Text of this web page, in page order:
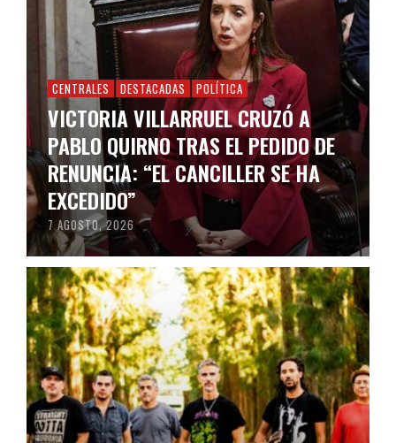
CENTRALES DESTACADAS POLÍTICA
VICTORIA VILLARRUEL CRUZÓ A
PABLO QUIRNO TRAS EL PEDIDO DE
RENUNCIA: “EL CANCILLER SE HA
EXCEDIDO”
7 AGOSTO, 2026